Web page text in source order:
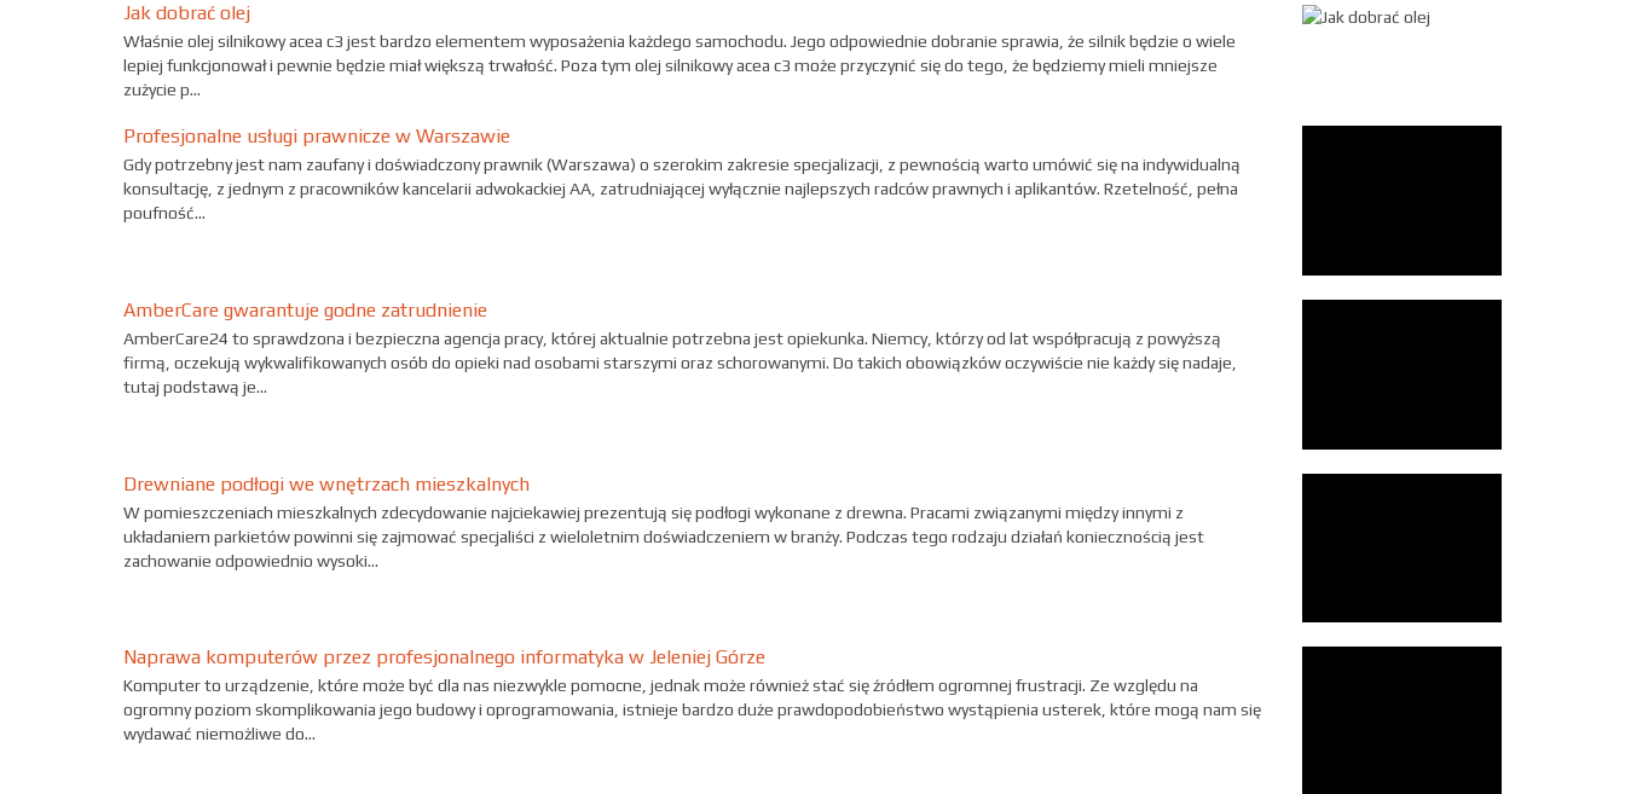
Jak dobrać olej
Właśnie olej silnikowy acea c3 jest bardzo elementem wyposażenia każdego samochodu. Jego odpowiednie dobranie sprawia, że silnik będzie o wiele
lepiej funkcjonował i pewnie będzie miał większą trwałość. Poza tym olej silnikowy acea c3 może przyczynić się do tego, że będziemy mieli mniejsze
zużycie p...
Profesjonalne usługi prawnicze w Warszawie
Gdy potrzebny jest nam zaufany i doświadczony prawnik (Warszawa) o szerokim zakresie specjalizacji, z pewnością warto umówić się na indywidualną
konsultację, z jednym z pracowników kancelarii adwokackiej AA, zatrudniającej wyłącznie najlepszych radców prawnych i aplikantów. Rzetelność, pełna
poufność...
AmberCare gwarantuje godne zatrudnienie
AmberCare24 to sprawdzona i bezpieczna agencja pracy, której aktualnie potrzebna jest opiekunka. Niemcy, którzy od lat współpracują z powyższą
firmą, oczekują wykwalifikowanych osób do opieki nad osobami starszymi oraz schorowanymi. Do takich obowiązków oczywiście nie każdy się nadaje,
tutaj podstawą je...
Drewniane podłogi we wnętrzach mieszkalnych
W pomieszczeniach mieszkalnych zdecydowanie najciekawiej prezentują się podłogi wykonane z drewna. Pracami związanymi między innymi z
układaniem parkietów powinni się zajmować specjaliści z wieloletnim doświadczeniem w branży. Podczas tego rodzaju działań koniecznością jest
zachowanie odpowiednio wysoki...
Naprawa komputerów przez profesjonalnego informatyka w Jeleniej Górze
Komputer to urządzenie, które może być dla nas niezwykle pomocne, jednak może również stać się źródłem ogromnej frustracji. Ze względu na
ogromny poziom skomplikowania jego budowy i oprogramowania, istnieje bardzo duże prawdopodobieństwo wystąpienia usterek, które mogą nam się
wydawać niemożliwe do...